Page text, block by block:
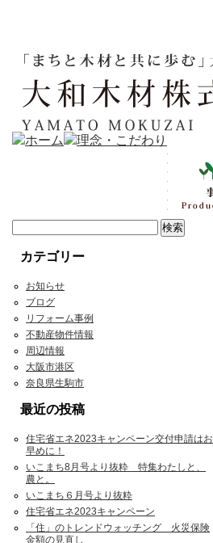
カテゴリー
お知らせ
ブログ
リフォーム事例
不動産物件情報
周辺情報
大阪市港区
奈良県生駒市
最近の投稿
住宅省エネ2023キャンペーン交付申請はお
早めに！
いこまち8月号より抜粋 特集わたしと、
農と。
いこまち６月号より抜粋
住宅省エネ2023キャンペーン
「住」のトレンドウォッチング 火災保険
金額の見直し